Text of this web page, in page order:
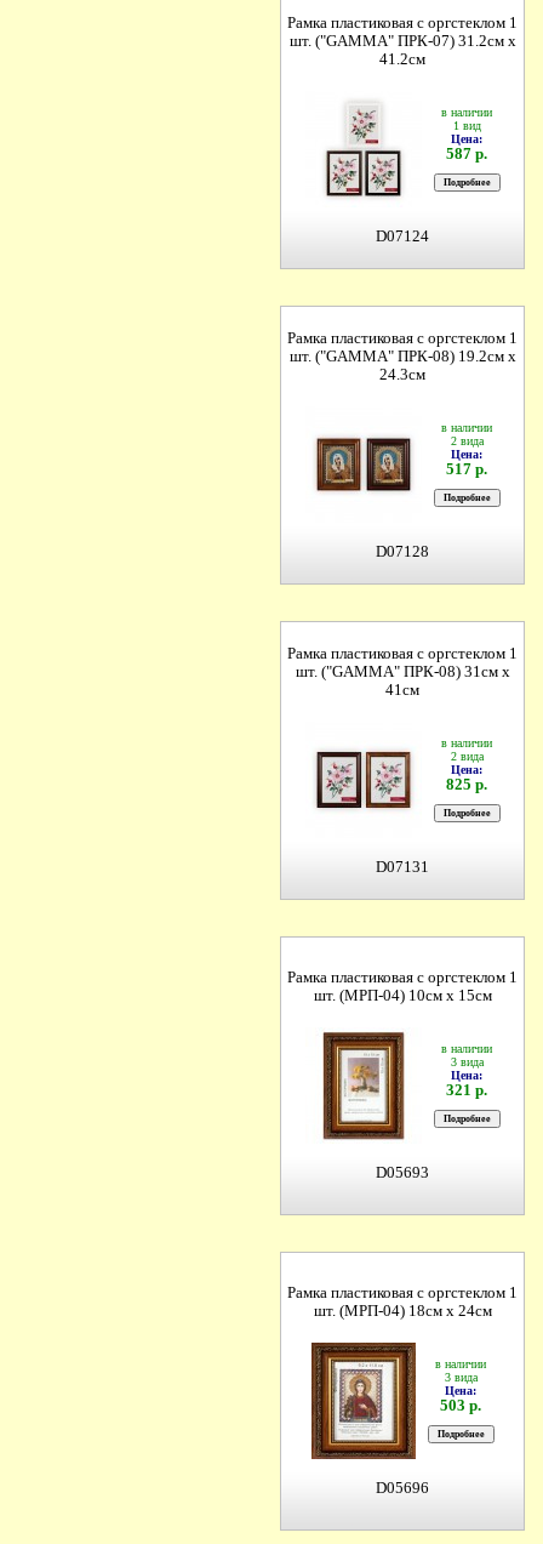
Рамка пластиковая с оргстеклом 1
шт. ("GAMMA" ПРК-07) 31.2см х
41.2см
в наличии
1 вид
Цена:
587 р.
D07124
Рамка пластиковая с оргстеклом 1
шт. ("GAMMA" ПРК-08) 19.2см х
24.3см
в наличии
2 вида
Цена:
517 р.
D07128
Рамка пластиковая с оргстеклом 1
шт. ("GAMMA" ПРК-08) 31см х
41см
в наличии
2 вида
Цена:
825 р.
D07131
Рамка пластиковая с оргстеклом 1
шт. (МРП-04) 10см х 15см
в наличии
3 вида
Цена:
321 р.
D05693
Рамка пластиковая с оргстеклом 1
шт. (МРП-04) 18см х 24см
в наличии
3 вида
Цена:
503 р.
D05696